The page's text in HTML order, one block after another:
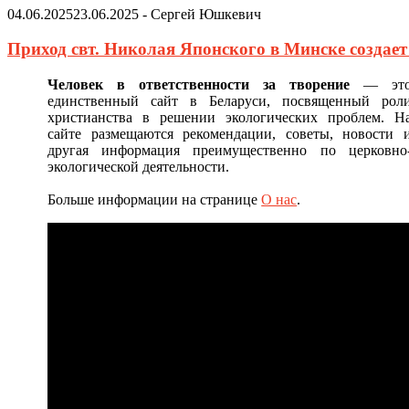
04.06.202523.06.2025 - Сергей Юшкевич
Приход свт. Николая Японского в Минске
Человек в ответственности за творение—
единственный сайт в Беларуси, посвященный
христианства в решении экологических проблем.
сайте размещаются рекомендации, советы, новости
другая информация преимущественно по
экологической деятельности.
Больше информации на страницеО нас.